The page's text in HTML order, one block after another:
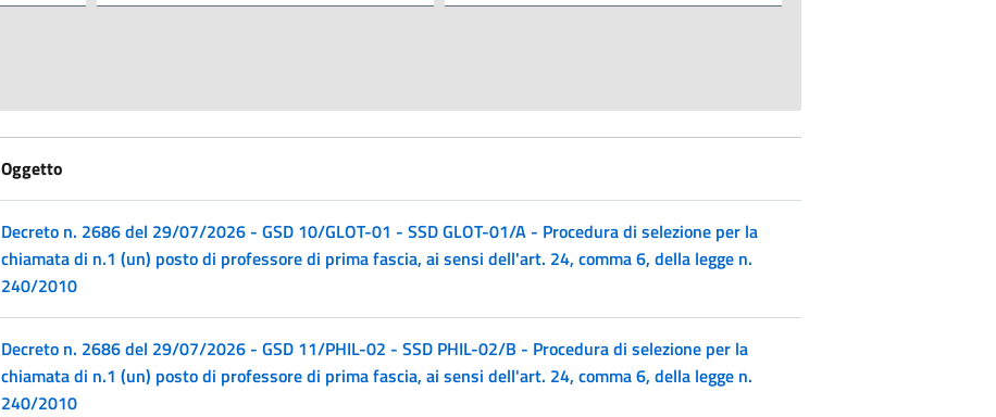
Oggetto
Decreto n. 2686 del 29/07/2026 - GSD 10/GLOT-01 - SSD GLOT-01/A - Procedura di selezione per la
chiamata di n.1 (un) posto di professore di prima fascia, ai sensi dell'art. 24, comma 6, della legge n.
240/2010
Decreto n. 2686 del 29/07/2026 - GSD 11/PHIL-02 - SSD PHIL-02/B - Procedura di selezione per la
chiamata di n.1 (un) posto di professore di prima fascia, ai sensi dell'art. 24, comma 6, della legge n.
240/2010